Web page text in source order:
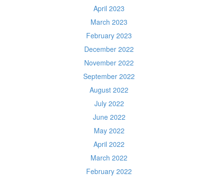
April 2023
March 2023
February 2023
December 2022
November 2022
September 2022
August 2022
July 2022
June 2022
May 2022
April 2022
March 2022
February 2022